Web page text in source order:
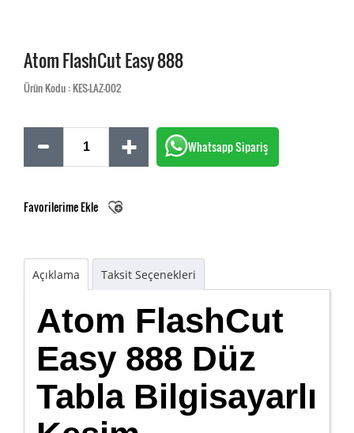
Atom FlashCut Easy 888
Ürün Kodu : KES-LAZ-002
Whatsapp Sipariş
Favorilerime Ekle
Açıklama Taksit Seçenekleri
Atom FlashCut
Easy 888 Düz
Tabla Bilgisayarlı